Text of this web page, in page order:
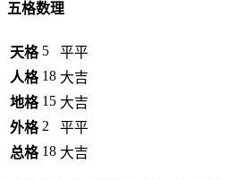
五格数理
天格 5
平平
人格 18 大吉
地格 15 大吉
外格 2
平平
总格 18 大吉